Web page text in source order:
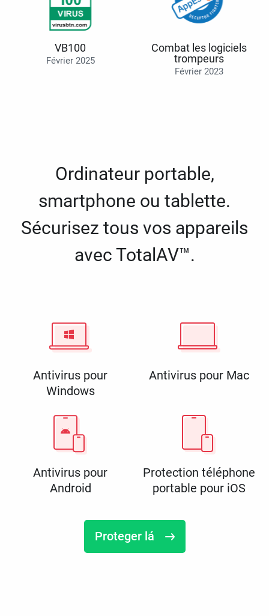
VB100
Février 2025
Combat les logiciels
trompeurs
Février 2023
Ordinateur portable,
smartphone ou tablette.
Sécurisez tous vos appareils
avec TotalAV™.
Antivirus pour
Windows
Antivirus pour Mac
Antivirus pour
Android
Protection téléphone
portable pour iOS
Proteger lá